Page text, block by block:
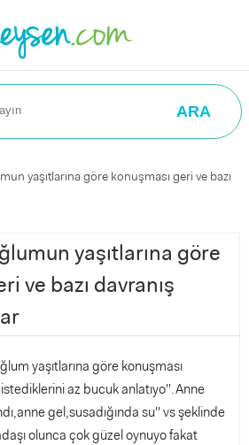
ARA
yaşıtlarına göre konuşması geri ve bazı
yaşıtlarına göre
ve bazı davranış
yaşıtlarına göre konuşması
az bucuk anlatıyo''.Anne
gel,susadığında su'' vs şeklinde
olunca çok güzel oynuyo fakat